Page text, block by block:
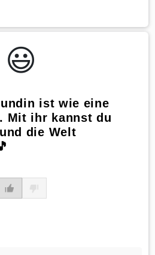
😃️
ist wie eine
Mit ihr kannst du
die Welt